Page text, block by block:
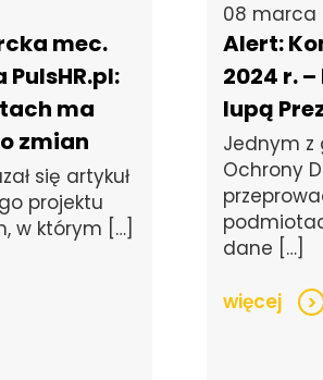
mec.
ma
zmian
się artykuł
projektu
w którym […]
08 marca
Alert:
2024 r.
lupą
Jednym z
Ochrony
dane […]
więcej >